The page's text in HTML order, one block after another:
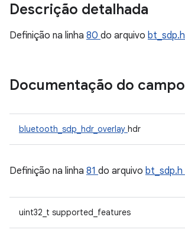
Descrição detalhada
Definição na linha 80 do arquivo bt_sdp.h
Documentação do campo
bluetooth_sdp_hdr_overlay hdr
Definição na linha 81 do arquivo bt_sdp.h
uint32_t supported_features